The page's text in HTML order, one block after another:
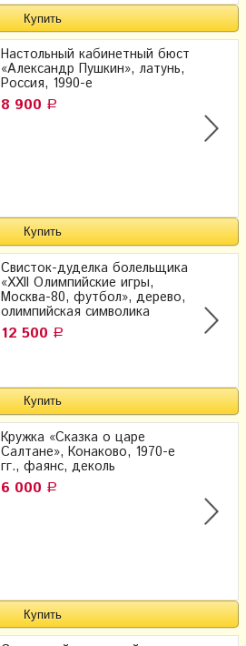
Настольный кабинетный бюст
«Александр Пушкин», латунь,
Россия, 1990-е
8 900 Р
Свисток-дуделка болельщика
«XXII Олимпийские игры,
Москва-80, футбол», дерево,
олимпийская символика
12 500 Р
Кружка «Сказка о царе
Салтане», Конаково, 1970-е
гг., фаянс, деколь
6 000 Р